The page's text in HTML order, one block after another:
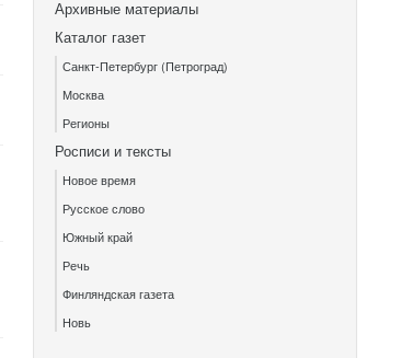
Архивные материалы
Каталог газет
Санкт-Петербург (Петроград)
Москва
Регионы
Росписи и тексты
Новое время
Русское слово
Южный край
Речь
Финляндская газета
Новь